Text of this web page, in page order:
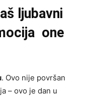
ljubavni
one
. Ovo nije površan
– ovo je dan u